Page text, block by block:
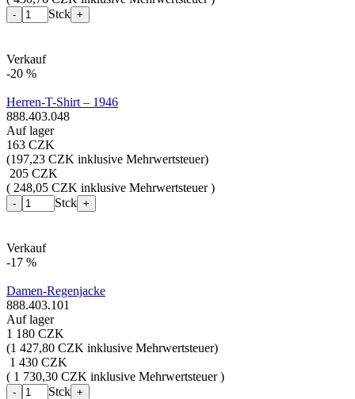
- Stck +
Verkauf
-20 %
Herren-T-Shirt – 1946
888.403.048
Auf lager
163 CZK
(197,23 CZK inklusive Mehrwertsteuer)
205 CZK
( 248,05 CZK inklusive Mehrwertsteuer )
- Stck +
Verkauf
-17 %
Damen-Regenjacke
888.403.101
Auf lager
1 180 CZK
(1 427,80 CZK inklusive Mehrwertsteuer)
1 430 CZK
( 1 730,30 CZK inklusive Mehrwertsteuer )
- Stck +